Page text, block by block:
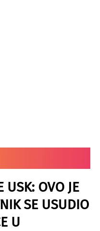
USK: OVO JE
SE USUDIO
U